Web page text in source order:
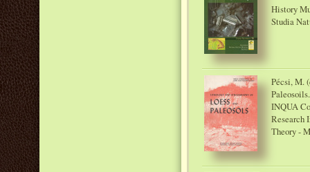
History
Studia
Pécsi, M.
INQUA
Research
Theory -